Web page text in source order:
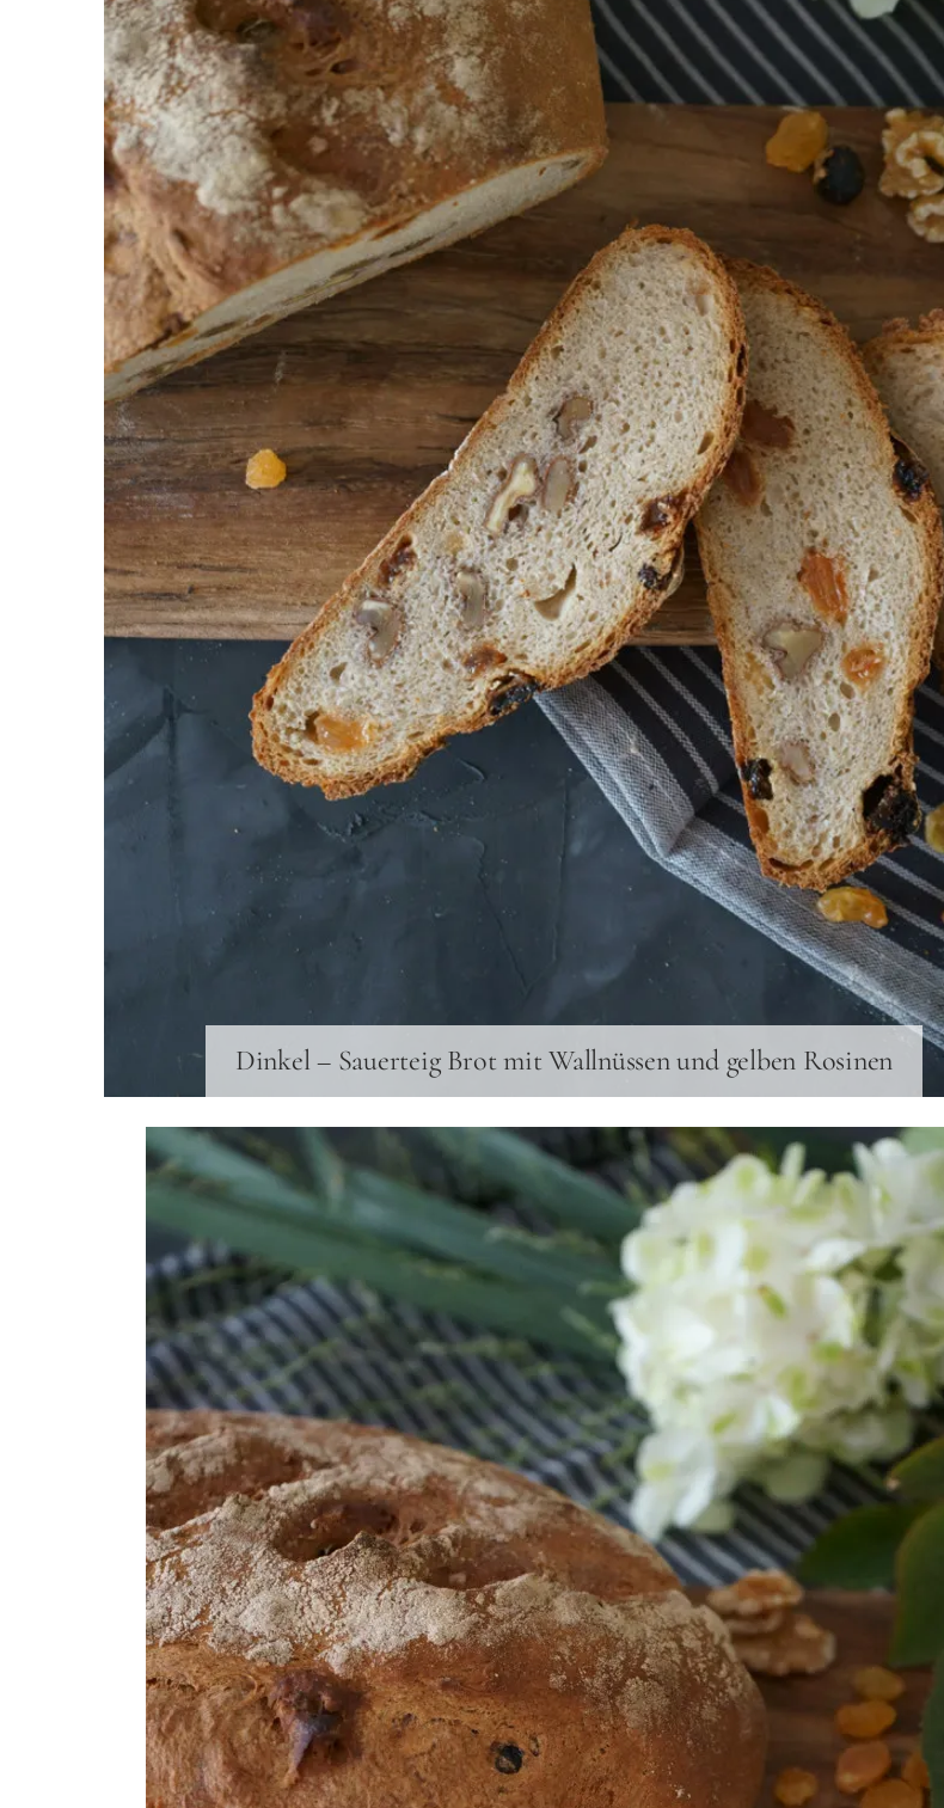
Dinkel – Sauerteig Brot mit Wallnüssen und gelben Rosinen